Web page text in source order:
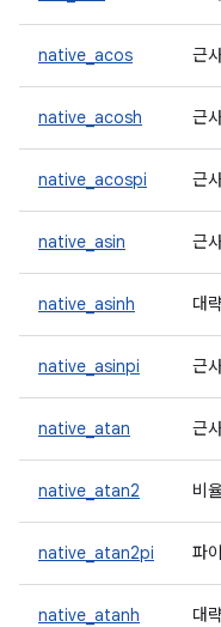
native_acos 근
native_acosh 근
native_acospi 근
native_asin 근
native_asinh 대
native_asinpi 근
native_atan 근
native_atan2 비
native_atan2pi 파
native_atanh 대